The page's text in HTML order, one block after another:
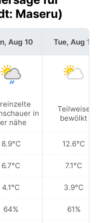
Maseru)
Aug 10
in
nähe
8.9°C
6.7°C
4.1°C
64%
Tue, Aug 11
Teilweise
bewölkt
12.6°C
7.1°C
3.9°C
61%